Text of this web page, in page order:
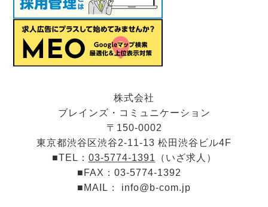
株式会社
ブレインズ・コミュニケーション
〒150-0002
東京都渋谷区渋谷2-11-13 松田渋谷ビル4F
■TEL： 03-5774-1391 （いざ求人）
■FAX：03-5774-1392
■MAIL： info@b-com.jp